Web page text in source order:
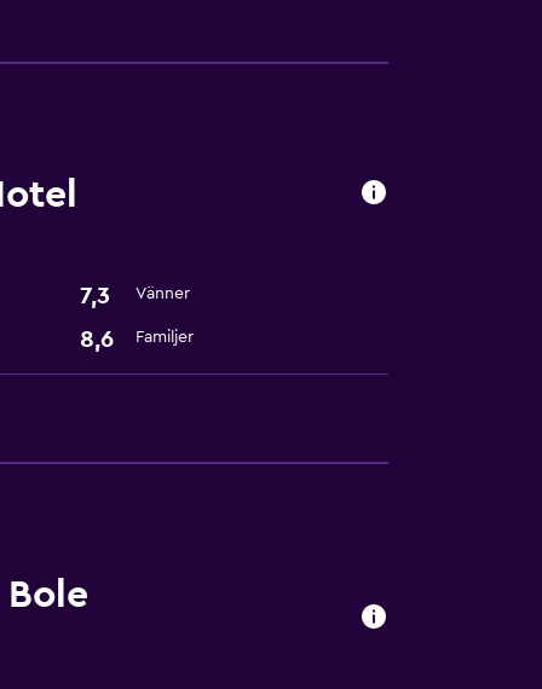
7,3 Vänner
8,6 Familjer